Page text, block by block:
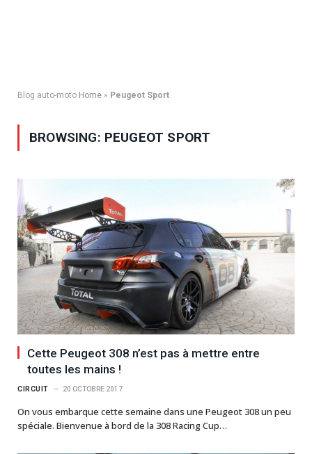
Blog auto-moto Home » Peugeot Sport
BROWSING: PEUGEOT SPORT
Cette Peugeot 308 n’est pas à mettre entre
toutes les mains !
CIRCUIT 20 OCTOBRE 2017
On vous embarque cette semaine dans une Peugeot 308 un peu
spéciale. Bienvenue à bord de la 308 Racing Cup…